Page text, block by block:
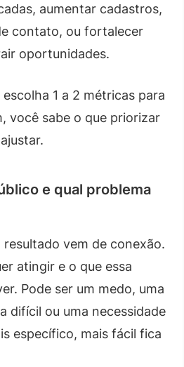
aumentar cadastros,
contato, ou fortalecer
oportunidades.
1 a 2 métricas para
você sabe o que priorizar
e qual problema
vem de conexão.
atingir e o que essa
Pode ser um medo, uma
difícil ou uma necessidade
específico, mais fácil fica